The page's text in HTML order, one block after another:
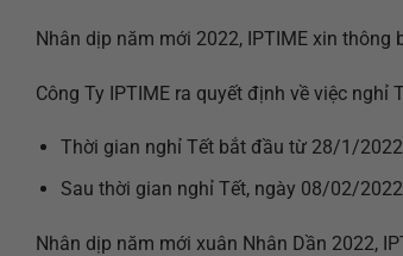
Nhân dịp năm mới 2022, IPTIME xin
Công Ty IPTIME ra quyết định về việc nghỉ
Thời gian nghỉ Tết bắt đầu từ 28/1/
Sau thời gian nghỉ Tết, ngày 08/02/
Nhân dịp năm mới xuân Nhân Dần 2022,